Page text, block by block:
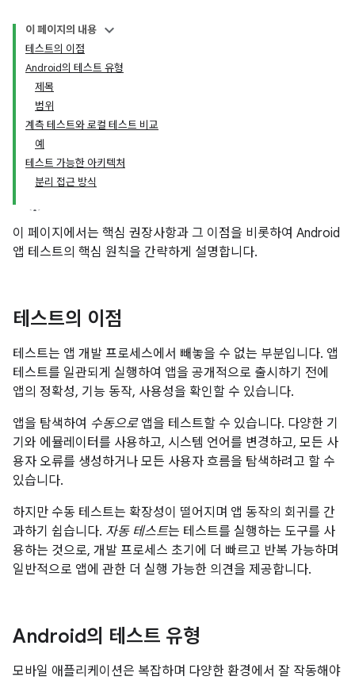
이 페이지의 내용
테스트의 이점
Android의 테스트 유형
제목
범위
계측 테스트와 로컬 테스트 비교
예
테스트 가능한 아키텍처
분리 접근 방식
이 페이지에서는 핵심 권장사항과 그 이점을 비롯하여 Android
앱 테스트의 핵심 원칙을 간략하게 설명합니다.
테스트의 이점
테스트는 앱 개발 프로세스에서 빼놓을 수 없는 부분입니다. 앱
테스트를 일관되게 실행하여 앱을 공개적으로 출시하기 전에
앱의 정확성, 기능 동작, 사용성을 확인할 수 있습니다.
앱을 탐색하여 수동으로앱을 테스트할 수 있습니다. 다양한 기
기와 에뮬레이터를 사용하고, 시스템 언어를 변경하고, 모든 사
용자 오류를 생성하거나 모든 사용자 흐름을 탐색하려고 할 수
있습니다.
하지만 수동 테스트는 확장성이 떨어지며 앱 동작의 회귀를 간
과하기 쉽습니다. 자동 테스트는 테스트를 실행하는 도구를 사
용하는 것으로, 개발 프로세스 초기에 더 빠르고 반복 가능하며
일반적으로 앱에 관한 더 실행 가능한 의견을 제공합니다.
Android의 테스트 유형
모바일 애플리케이션은 복잡하며 다양한 환경에서 잘 작동해야